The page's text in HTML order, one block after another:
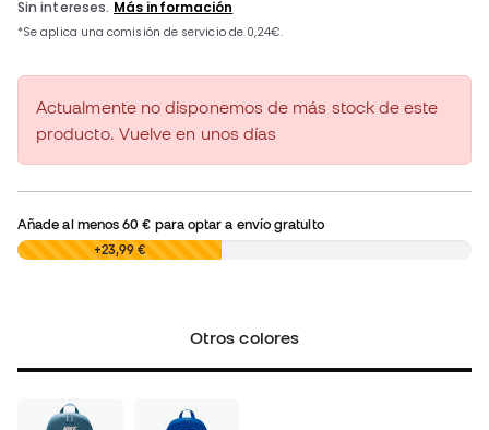
Actualmente no disponemos de más stock de este
producto. Vuelve en unos días
Añade al menos60 € para optar a envío gratuito
0,00 € +23,99 €
Otros colores